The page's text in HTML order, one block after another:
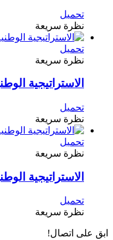
تحميل
نظرة سريعة
تحميل
نظرة سريعة
الاستراتيجية
تحميل
نظرة سريعة
تحميل
نظرة سريعة
الاستراتيجية
تحميل
نظرة سريعة
ابق على اتصال!